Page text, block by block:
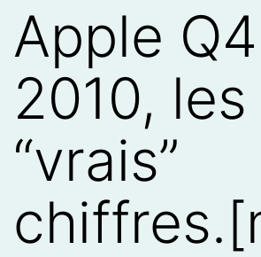
Apple
2010, les
“vrais”